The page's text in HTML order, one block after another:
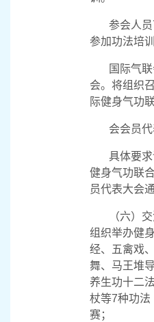
参会人
参加功法培训
国际气
会。将组织
际健身气功
会会员代
具体要
健身气功联
员代表大会
（六）
组织举办健
经、五禽戏
舞、马王堆
养生功十二
杖等7种功法
赛；